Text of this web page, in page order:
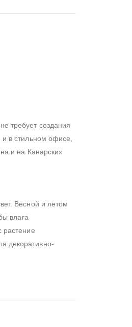
требует создания
в стильном офисе,
и на Канарских
Весной и летом
влага
растение
декоративно-